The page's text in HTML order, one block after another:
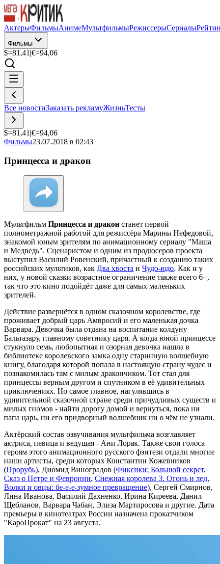
АктерыФильмыАнимеМультфильмыРежиссерыСериалы
Фильмы
$=81,41 |€=94,06
Все новостиЗаказать рекламуЖизньТесты
$=81,41 |€=94,06
Фильмы23.07.2018 в 02:43
Принцесса и дракон
Мультфильм Принцесса и дракон станет первой
полнометражной работой для режиссёра Марины Нефедовой,
знакомой юным зрителям по анимационному сериалу "Маша
и Медведь". Сценаристом и одним из продюсеров проекта
выступил Василий Ровенский, причастный к созданию таких
российских мультиков, как Два хвоста и Чудо-юдо. Как и у
них, у новой сказки возрастное ограничение также всего 6+,
так что это кино подойдёт даже для самых маленьких
зрителей.
Действие развернётся в одном сказочном королевстве, где
проживает добрый царь Амвросий и его маленькая дочка
Варвара. Девочка была отдана на воспитание колдуну
Бальтазару, главному советнику царя. А когда юной принцессе
стукнуло семь, любопытная и озорная девочка нашла в
библиотеке королевского замка одну старинную волшебную
книгу, благодаря которой попала в настоящую страну чудес и
познакомилась там с милым дракончиком. Тот стал для
принцессы верным другом и спутником в её удивительных
приключениях. Но самое главное, нагулявшись в
удивительной сказочной стране среди причудливых существ и
милых гномов - найти дорогу домой и вернуться, пока ни
папа царь, ни его придворный волшебник ни о чём не узнали.
Актёрский состав озвучивания мультфильма возглавляет
актриса, певица и ведущая - Ани Лорак. Также свои голоса
героям этого анимационного русского фэнтези отдали многие
наши артисты, среди которых Константин Кожевников
(Прорубь), Диомид Виноградов (Фиксики: Большой секрет,
Сказ о Петре и Февронии, Снежная королева 3. Огонь и лед,
Волки и овцы: бе-е-е-зумное превращение), Сергей Смирнов,
Лина Иванова, Василий Дахненко, Ирина Киреева, Данил
Щебланов, Варвара Чабан, Элиза Мартиросова и другие. Дата
премьеры в кинотеатрах России назначена прокатчиком
"КароПрокат" на 23 августа.